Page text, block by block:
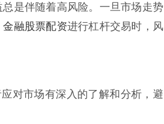
是伴随着高风险。一旦市场走势
金融股票配资进行杠杆交易时，风
对市场有深入的了解和分析，避